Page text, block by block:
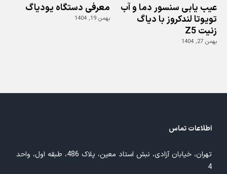
عیب یابی سنسور دما و آب
تویوتا لندکروز با دیاگ
زنیت Z5
بهمن 27, 1404
معرفی دستگاه یودیاگ
بهمن 19, 1404
اطلاعات تماس
تهران، خیابان آزادی، نبش استاد معین، پلاک 486، طبقه اول، واحد
4